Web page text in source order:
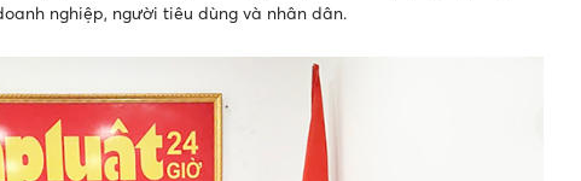
nghiệp, người tiêu dùng và nhân dân.